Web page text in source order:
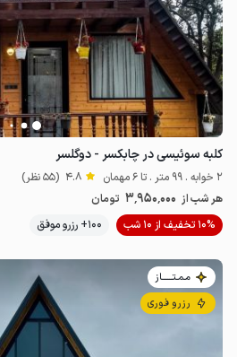
کلبه سوئیسی در چابکسر - دوگلسر
2 خوابه . 99 متر . تا 6 مهمان 4.8 (55 نظر)
هر شب از 3٬950٬000 تومان
10% تخفیف از 10 شب
100+ رزرو موفق
مـمـتــــــاز
رزرو فوری